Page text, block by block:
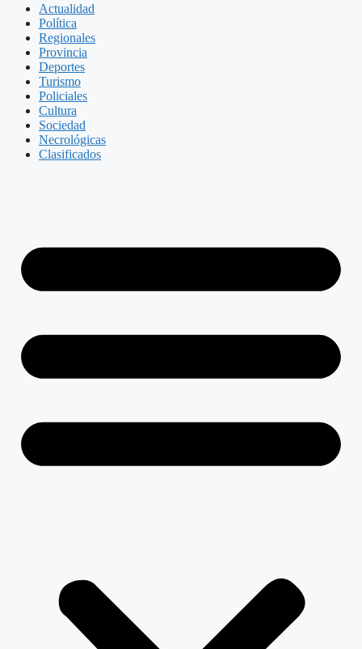
Actualidad
Política
Regionales
Provincia
Deportes
Turismo
Policiales
Cultura
Sociedad
Necrológicas
Clasificados